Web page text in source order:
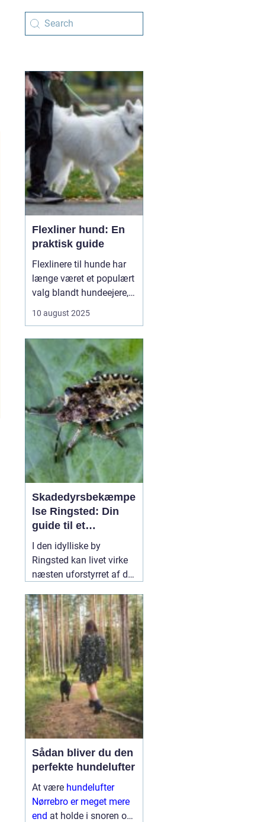
Flexliner hund: En
praktisk guide
Flexlinere til hunde har
længe været et populært
valg blandt hundeejere,
firbenede ven frihed til at
samtidig med at de
beholder kontrollen.
Denne artikel dykker ned
i de mange ...
10 august 2025
Skadedyrsbekæmpe
lse Ringsted: Din
guide til et
skadedyrfrit hjem
I den idylliske by
Ringsted kan livet virke
næsten uforstyrret af de
jag. Men selv her kan
hverdagen pludseligt
blive forstyrret af
uønskede gæster - vi
taler selvfølgelig om11
september 2024
Sådan bliver du den
perfekte hundelufter
At være hundelufter
Nørrebro er meget mere
end at holde i snoren og